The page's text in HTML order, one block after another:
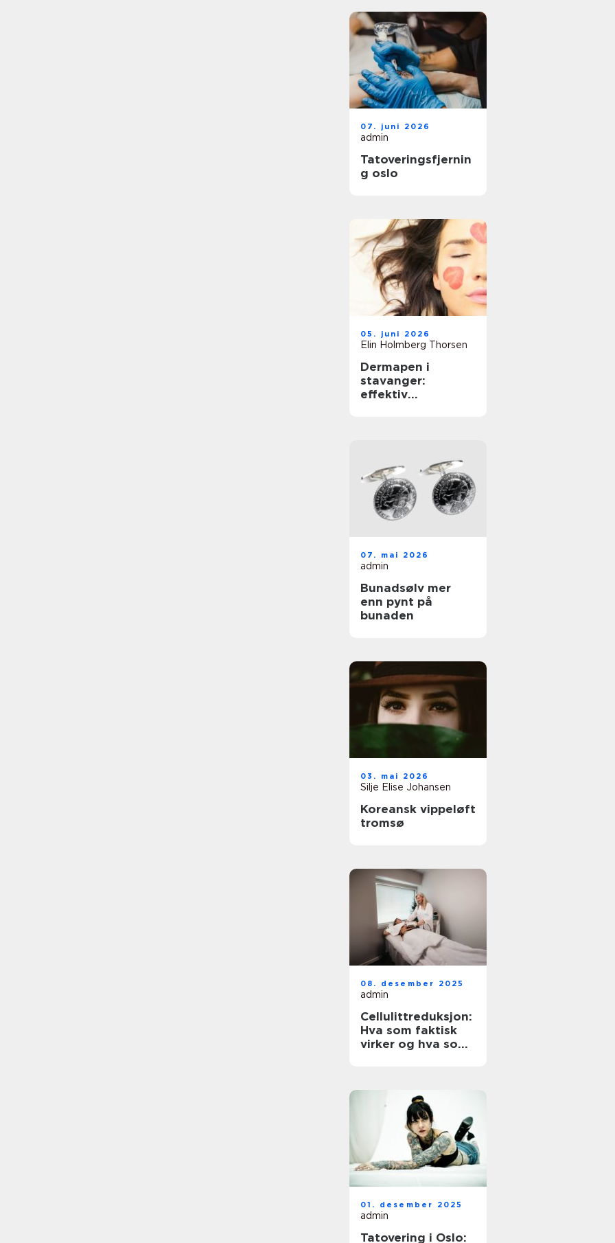
07. juni 2026
admin
Tatoveringsfjernin
g oslo
05. juni 2026
Elin Holmberg Thorsen
Dermapen i
stavanger:
effektiv
07. mai 2026
admin
Bunadsølv mer
enn pynt på
bunaden
03. mai 2026
Silje Elise Johansen
Koreansk vippeløft
tromsø
08. desember 2025
admin
Cellulittreduksjon:
Hva som faktisk
virker og hva som
01. desember 2025
admin
Tatovering i Oslo: